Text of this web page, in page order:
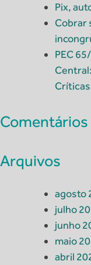
Pix,
Cobrar
PEC
Críticas
Comentários
Arquivos
agosto
julho
junho
maio
abril